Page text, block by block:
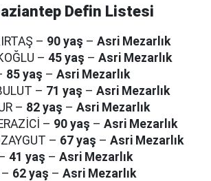
Defin Listesi
– 90 yaş – Asri Mezarlık
– 45 yaş – Asri Mezarlık
85 yaş – Asri Mezarlık
– 71 yaş – Asri Mezarlık
– 82 yaş – Asri Mezarlık
– 90 yaş – Asri Mezarlık
– 67 yaş – Asri Mezarlık
41 yaş – Asri Mezarlık
62 yaş – Asri Mezarlık